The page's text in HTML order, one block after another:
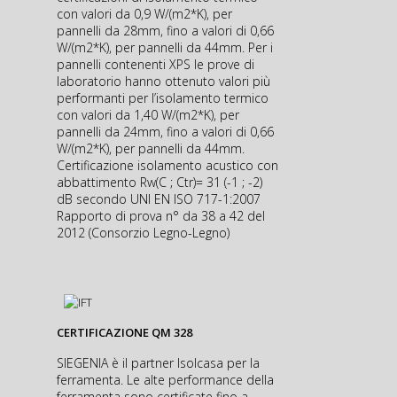
con valori da 0,9 W/(m2*K), per
pannelli da 28mm, fino a valori di 0,66
W/(m2*K), per pannelli da 44mm. Per i
pannelli contenenti XPS le prove di
laboratorio hanno ottenuto valori più
performanti per l’isolamento termico
con valori da 1,40 W/(m2*K), per
pannelli da 24mm, fino a valori di 0,66
W/(m2*K), per pannelli da 44mm.
Certificazione isolamento acustico con
abbattimento Rw(C ; Ctr)= 31 (-1 ; -2)
dB secondo UNI EN ISO 717-1:2007
Rapporto di prova n° da 38 a 42 del
2012 (Consorzio Legno-Legno)
CERTIFICAZIONE QM 328
SIEGENIA è il partner Isolcasa per la
ferramenta. Le alte performance della